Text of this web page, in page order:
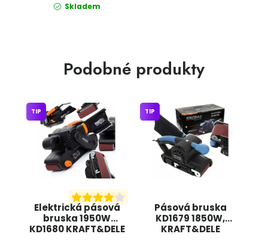
Skladem
Podobné produkty
Elektrická pásová
bruska 1950W
KD1680 KRAFT&DELE
TIP
Pásová bruska
KD1679 1850W,
KRAFT&DELE
TIP